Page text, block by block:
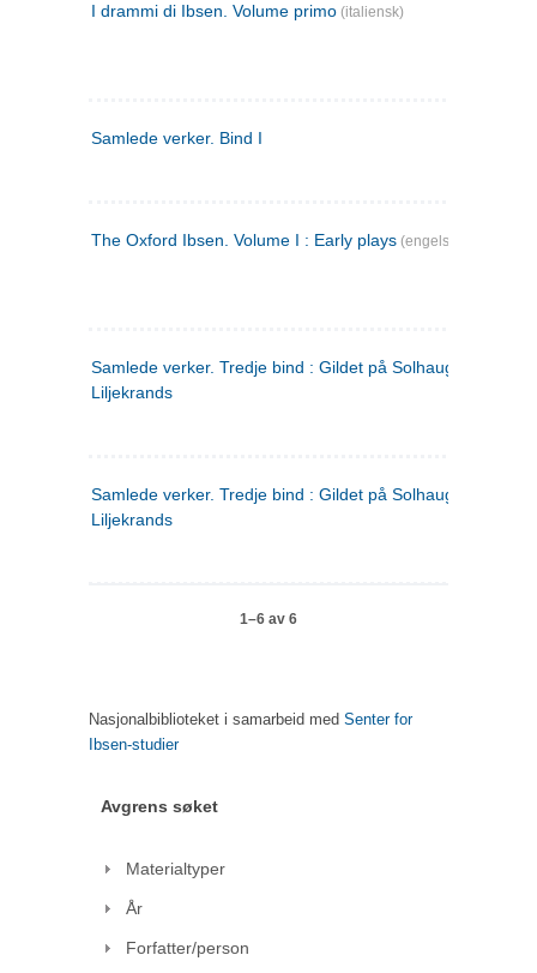
I drammi di Ibsen. Volume primo (italiensk)
Samlede verker. Bind I
The Oxford Ibsen. Volume I : Early plays (engelsk)
Samlede verker. Tredje bind : Gildet på Solhaug ; Olaf
Liljekrands
Samlede verker. Tredje bind : Gildet på Solhaug ; Olaf
Liljekrands
1–6 av 6
Nasjonalbiblioteket i samarbeid med Senter for
Ibsen-studier
Avgrens søket
Materialtyper
År
Forfatter/person